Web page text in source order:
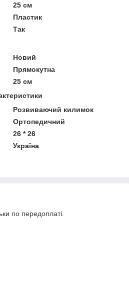
25 см
Пластик
Так
Новий
Прямокутна
25 см
Розвиваючий килимок
Ортопедичний
26 * 26
Україна
по передоплаті.